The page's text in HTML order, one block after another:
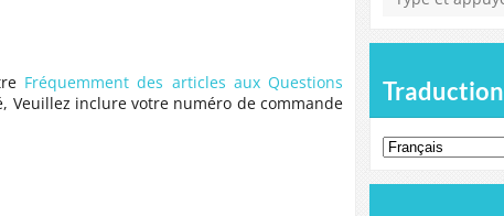
Fréquemment des articles aux Questions
Veuillez inclure votre numéro de commande
Traduction